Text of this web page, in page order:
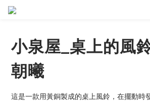
小泉屋_桌上的風
朝曦
這是一款用黃銅製成的桌上風鈴，在擺動時